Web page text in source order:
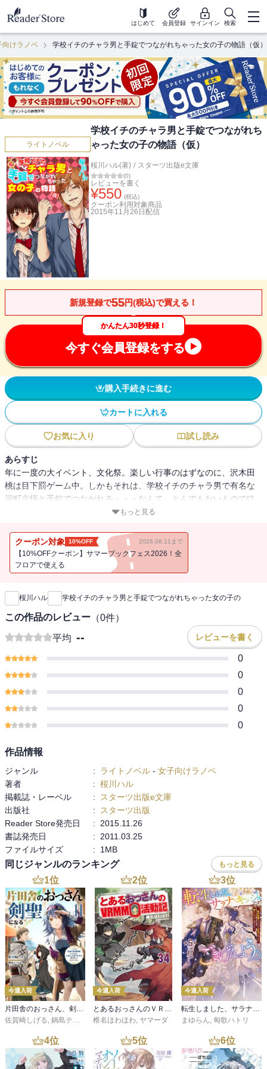
はじめて 会員登録 サインイン 検索
向けラノベ 学校イチのチャラ男と手錠でつながれちゃった女の子の物語（仮）
ライトノベル
学校イチのチャラ男と手錠でつながれち
ゃった女の子の物語（仮）
桜川ハル(著) / スターツ出版e文庫
(0)
レビューを書く
¥550 (税込)
クーポン利用対象商品
2015年11月26日 配信
新規登録で55円(税込)で買える！
かんたん30秒登録！
今すぐ会員登録をする
購入手続きに進む
カートに入れる
お気に入り 試し読み
あらすじ
年に一度の大イベント、文化祭。楽しい行事のはずなのに、沢木田
桃は目下罰ゲーム中。しかもそれは、学校イチのチャラ男で有名な
深町京悟と手錠でつながれる・・・なんて、とんでもないもので!?
このままだと、１日中一緒!? ってか、トイレも一緒に入るの～!?
すらいる京悟。手錠から一刻も早く解放されるためには、ヒントを
頼りに手錠の鍵を探さなきゃ！ なのに手錠の距離は
もっと見る
クーポン対象 10%OFF 2026.08.11まで
【10%OFFクーポン】サマーブックフェス2026！全
フロアで使える
新刊通知
桜川ハル 学校イチのチャラ男と手錠でつながれちゃった女の子の
この作品のレビュー （0件）
平均 -- レビューを書く
0
0
0
0
0
作品情報
ジャンル : ライトノベル - 女子向けラノベ
著者
: 桜川ハル
掲載誌・レーベル
:
スターツ出版e文庫
出版社
:
スターツ出版
Reader Store発売日
:
2015.11.26
書誌発売日
:
2011.03.25
ファイルサイズ
: 1MB
同じジャンルのランキング もっと見る
1位
今週入荷
片田舎のおっさん、剣聖になる 11 ～ただの田舎の剣術師範だったのに、大成した弟子たちが俺を放ってくれない件～
佐賀崎しげる, 鍋島テツヒロ
2位
今週入荷
とあるおっさんのＶＲＭＭＯ活動記34
椎名ほわほわ, ヤマーダ
3位
今週入荷
転生しました、サラナ・キンジェです。ごきげんよう。５ ～婚約破棄されたので田舎で気ままに暮らしたいと思います～【電子書店共通特典SS付】
まゆらん, 匈歌ハトリ
4位 5位 6位